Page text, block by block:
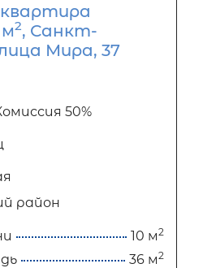
2, Санкт-
Мира, 37
50%
район
10 м2
36 м2